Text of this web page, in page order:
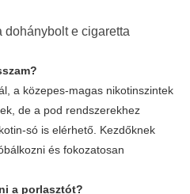
dohánybolt e cigaretta
a közepes-magas nikotinszintek
de a pod rendszerekhez
só is elérhető. Kezdőknek
és fokozatosan
a porlasztót?